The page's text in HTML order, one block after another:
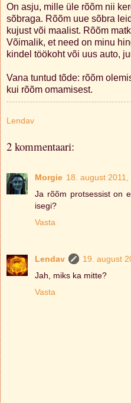
On asju, mille üle rõõm nii
sõbraga. Rõõm uue sõbra
kujust või maalist. Rõõm
Võimalik, et need on minu
kindel töökoht või uus auto,
Vana tuntud tõde: rõõm
kui rõõm omamisest.
Lendav
2 kommentaari:
Morgie 18. august
Ja rõõm protsessist on
isegi?
Vasta
Lendav
19. august
Jah, miks ka mitte?
Vasta